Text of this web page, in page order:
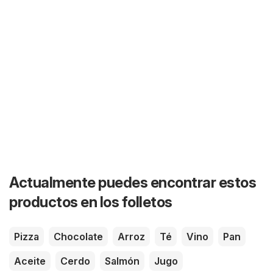
Actualmente puedes encontrar estos
productos en los folletos
Pizza Chocolate Arroz Té Vino
Pan
Aceite
Cerdo Salmón Jugo